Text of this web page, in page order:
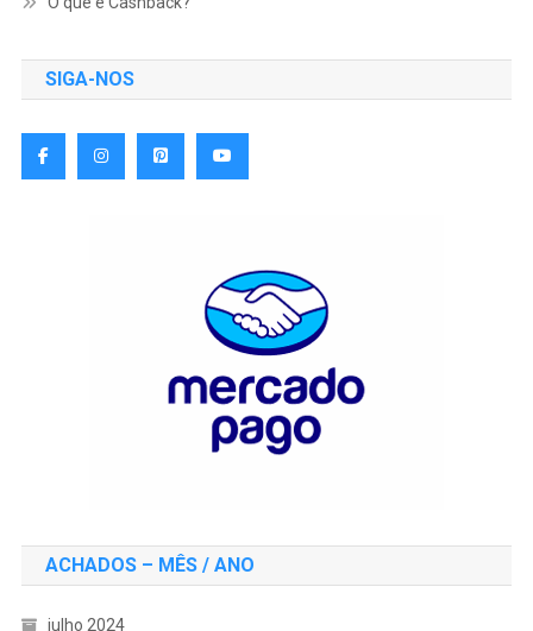
SIGA-NOS
ACHADOS – MÊS / ANO
julho 2024